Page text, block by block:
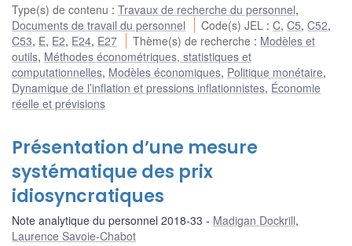
Type(s) de contenu : Travaux de recherche du personnel,
Documents de travail du personnel
Code(s) JEL :C,C5,C52,
C53, E, E2, E24, E27 Thème(s) de recherche : Modèles et
outils, Méthodes économétriques, statistiques et
computationnelles, Modèles économiques, Politique monétaire,
Dynamique de l’inflation et pressions inflationnistes, Économie
réelle et prévisions
Présentation d’une mesure
systématique des prix
idiosyncratiques
Note analytique du personnel 2018-33 Madigan Dockrill,
Laurence Savoie-Chabot